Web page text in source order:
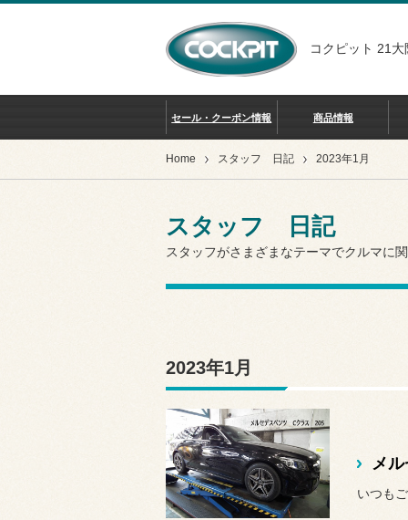
コクピット 21大
セール・クーポン情報 商品情報
Home スタッフ 日記 2023年1月
スタッフ 日記
スタッフがさまざまなテーマでクルマに
2023年1月
いつも